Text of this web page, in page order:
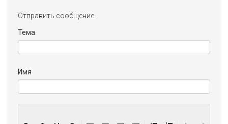
Отправить сообщение
Тема
Имя